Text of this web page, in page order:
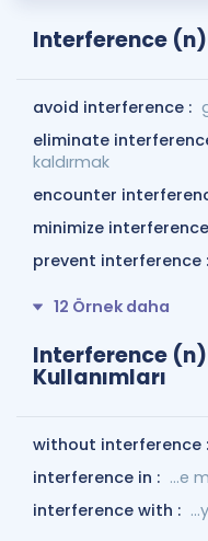
Interference
avoid interference :
eliminate
kaldırmak
encounter
minimize
prevent interference :
12 Örnek daha
Interference
Kullanımları
without interference :
interference in : ...e
interference with :